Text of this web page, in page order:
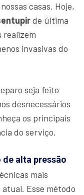
casas. Hoje,
de última
realizem
invasivas do
seja feito
desnecessários
os principais
do serviço.
alta pressão
mais
Esse método